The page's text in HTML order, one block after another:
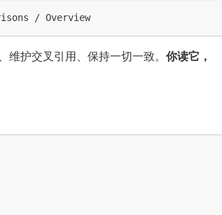
护交叉引用、保持一切一致。 你读它，